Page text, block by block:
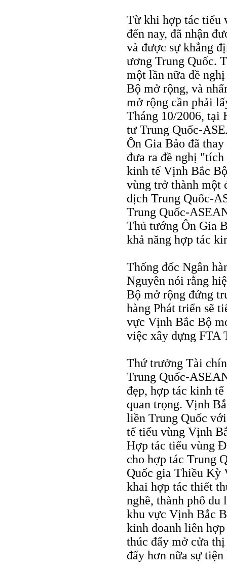
Từ khi hợp tác tiểu
đến nay, đã nhận
và được sự khẳng
ương Trung Quốc.
một lần nữa đề
Bộ mở rộng, và
mở rộng cần phải
Tháng 10/2006, tại
tư Trung Quốc-
Ôn Gia Bảo đã
đưa ra đề nghị
kinh tế Vịnh Bắc
vùng trở thành một
dịch Trung Quốc-
Trung Quốc-
Thủ tướng Ôn Gia
khả năng hợp tác
Thống đốc Ngân
Nguyên nói rằng
Bộ mở rộng đứng
hàng Phát triển sẽ
vực Vịnh Bắc Bộ
việc xây dựng FTA
Thứ trưởng Tài
Trung Quốc-
đẹp, hợp tác kinh
quan trọng. Vịnh
liền Trung Quốc
tế tiểu vùng Vịnh
Hợp tác tiểu vùng
cho hợp tác Trung
Quốc gia Thiều Kỳ
khai hợp tác thiết
nghề, thành phố
khu vực Vịnh Bắc
kinh doanh liên
thúc đẩy mở cửa
đẩy hơn nữa sự